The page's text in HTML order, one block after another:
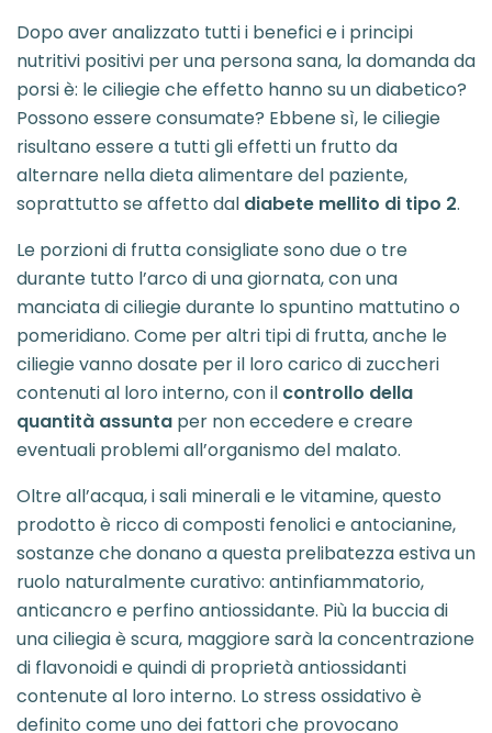
Dopo aver analizzato tutti i benefici e i principi
nutritivi positivi per una persona sana, la domanda da
porsi è: le ciliegie che effetto hanno su un diabetico?
Possono essere consumate? Ebbene sì, le ciliegie
risultano essere a tutti gli effetti un frutto da
alternare nella dieta alimentare del paziente,
soprattutto se affetto dal diabete mellito di tipo 2.
Le porzioni di frutta consigliate sono due o tre
durante tutto l’arco di una giornata, con una
manciata di ciliegie durante lo spuntino mattutino o
pomeridiano. Come per altri tipi di frutta, anche le
ciliegie vanno dosate per il loro carico di zuccheri
contenuti al loro interno, con il controllo della
quantità assunta per non eccedere e creare
eventuali problemi all’organismo del malato.
Oltre all’acqua, i sali minerali e le vitamine, questo
prodotto è ricco di composti fenolici e antocianine,
sostanze che donano a questa prelibatezza estiva un
ruolo naturalmente curativo: antinfiammatorio,
anticancro e perfino antiossidante. Più la buccia di
una ciliegia è scura, maggiore sarà la concentrazione
di flavonoidi e quindi di proprietà antiossidanti
contenute al loro interno. Lo stress ossidativo è
definito come uno dei fattori che provocano